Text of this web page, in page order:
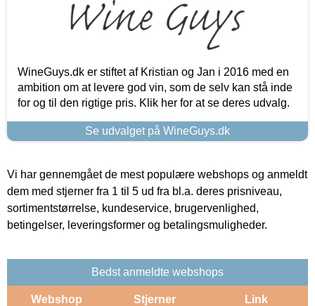
WineGuys.dk er stiftet af Kristian og Jan i 2016 med en
ambition om at levere god vin, som de selv kan stå inde
for og til den rigtige pris. Klik her for at se deres udvalg.
Se udvalget på WineGuys.dk
Vi har gennemgået de mest populære webshops og anmeldt
dem med stjerner fra 1 til 5 ud fra bl.a. deres prisniveau,
sortimentstørrelse, kundeservice, brugervenlighed,
betingelser, leveringsformer og betalingsmuligheder.
Bedst anmeldte webshops
Webshop Stjerner Link